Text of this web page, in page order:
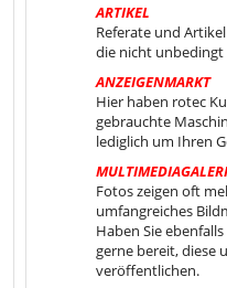
ARTIKEL
Referate und
die nicht
ANZEIGENMARKT
Hier haben rotec
gebrauchte
lediglich um Ihren
Fotos zeigen oft
umfangreiches
Haben Sie
gerne bereit, diese
veröffentlichen.